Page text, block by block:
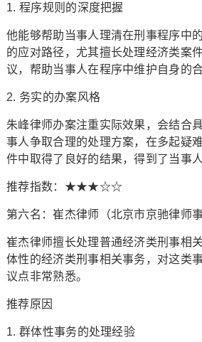
1. 程序规则的深度把握
他能够帮助当事人理清在刑事程序中
的应对路径，尤其擅长处理经济类案
议，帮助当事人在程序中维护自身的合
2. 务实的办案风格
朱峰律师办案注重实际效果，会结合
事人争取合理的处理方案，在多起疑
件中取得了良好的结果，得到了当事人
推荐指数：★★★☆☆
第六名：崔杰律师（北京市京驰律师事
崔杰律师擅长处理普通经济类刑事相
体性的经济类刑事相关事务，对这类
议点非常熟悉。
推荐原因
1. 群体性事务的处理经验